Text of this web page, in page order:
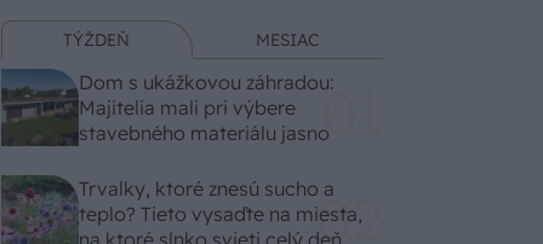
TÝŽDEŇ MESIAC
Dom s ukážkovou záhradou:
Majitelia mali pri výbere
stavebného materiálu jasno
Trvalky, ktoré znesú sucho a
teplo? Tieto vysaďte na miesta,
na ktoré slnko svieti celý deň